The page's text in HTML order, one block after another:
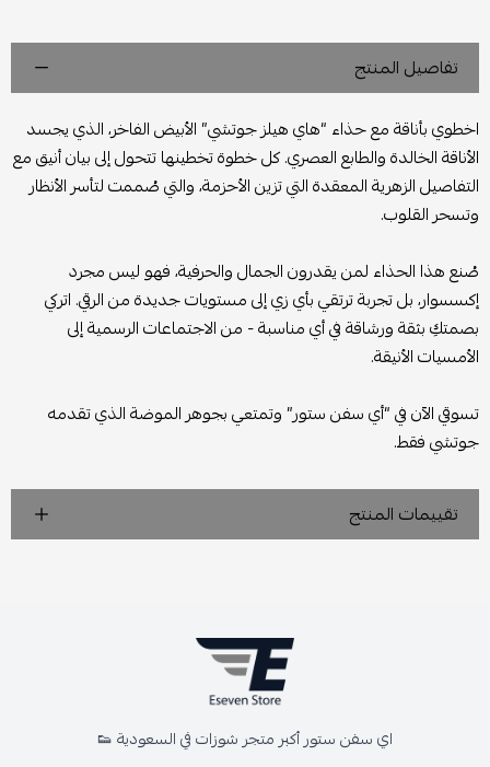
تفاصيل المنتج
اخطوي بأناقة مع حذاء “هاي هيلز جوتشي” الأبيض الفاخر، الذي يجسد
الأناقة الخالدة والطابع العصري. كل خطوة تخطينها تتحول إلى بيان أنيق مع
التفاصيل الزهرية المعقدة التي تزين الأحزمة، والتي صُممت لتأسر الأنظار
وتسحر القلوب.
صُنع هذا الحذاء لمن يقدرون الجمال والحرفية، فهو ليس مجرد
إكسسوار، بل تجربة ترتقي بأي زي إلى مستويات جديدة من الرقي. اتركي
بصمتكِ بثقة ورشاقة في أي مناسبة - من الاجتماعات الرسمية إلى
الأمسيات الأنيقة.
تسوقي الآن في “أي سفن ستور” وتمتعي بجوهر الموضة الذي تقدمه
جوتشي فقط.
تقييمات المنتج
اي سفن ستور أكبر متجر شوزات في السعودية 👟